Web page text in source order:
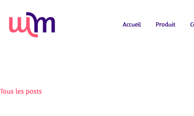
Accueil Produit
Tous les posts